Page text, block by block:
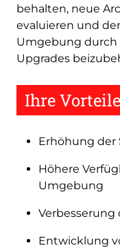
behalten, neue
evaluieren und
Umgebung durch
Upgrades
Ihre Vorteile
Erhöhung der
Höhere
Umgebung
Verbesserung
Entwicklung